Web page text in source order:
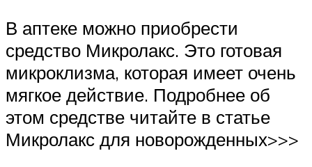
В аптеке можно приобрести
средство Микролакс. Это готовая
микроклизма, которая имеет очень
мягкое действие. Подробнее об
этом средстве читайте в статье
Микролакс для новорожденных>>>